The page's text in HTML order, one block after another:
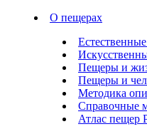
О пещерах
Пещеры и
Пещеры и
Методика
Справочные
Атлас пещер